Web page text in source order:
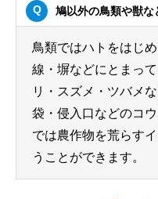
鳩以外の鳥類や獣な
鳥類ではハトをはじ
線・塀などにとまっ
リ・スズメ・ツバメ
袋・侵入口などのコ
では農作物を荒らす
うことができます。